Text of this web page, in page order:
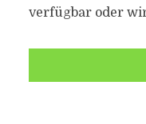
verfügbar oder